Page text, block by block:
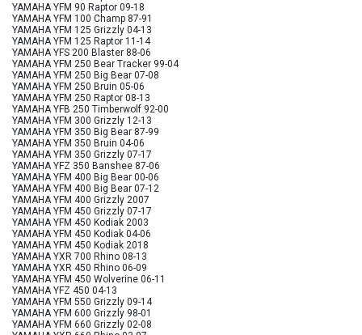
YAMAHA YFM 90 Raptor 09-18
YAMAHA YFM 100 Champ 87-91
YAMAHA YFM 125 Grizzly 04-13
YAMAHA YFM 125 Raptor 11-14
YAMAHA YFS 200 Blaster 88-06
YAMAHA YFM 250 Bear Tracker 99-04
YAMAHA YFM 250 Big Bear 07-08
YAMAHA YFM 250 Bruin 05-06
YAMAHA YFM 250 Raptor 08-13
YAMAHA YFB 250 Timberwolf 92-00
YAMAHA YFM 300 Grizzly 12-13
YAMAHA YFM 350 Big Bear 87-99
YAMAHA YFM 350 Bruin 04-06
YAMAHA YFM 350 Grizzly 07-17
YAMAHA YFZ 350 Banshee 87-06
YAMAHA YFM 400 Big Bear 00-06
YAMAHA YFM 400 Big Bear 07-12
YAMAHA YFM 400 Grizzly 2007
YAMAHA YFM 450 Grizzly 07-17
YAMAHA YFM 450 Kodiak 2003
YAMAHA YFM 450 Kodiak 04-06
YAMAHA YFM 450 Kodiak 2018
YAMAHA YXR 700 Rhino 08-13
YAMAHA YXR 450 Rhino 06-09
YAMAHA YFM 450 Wolverine 06-11
YAMAHA YFZ 450 04-13
YAMAHA YFM 550 Grizzly 09-14
YAMAHA YFM 600 Grizzly 98-01
YAMAHA YFM 660 Grizzly 02-08